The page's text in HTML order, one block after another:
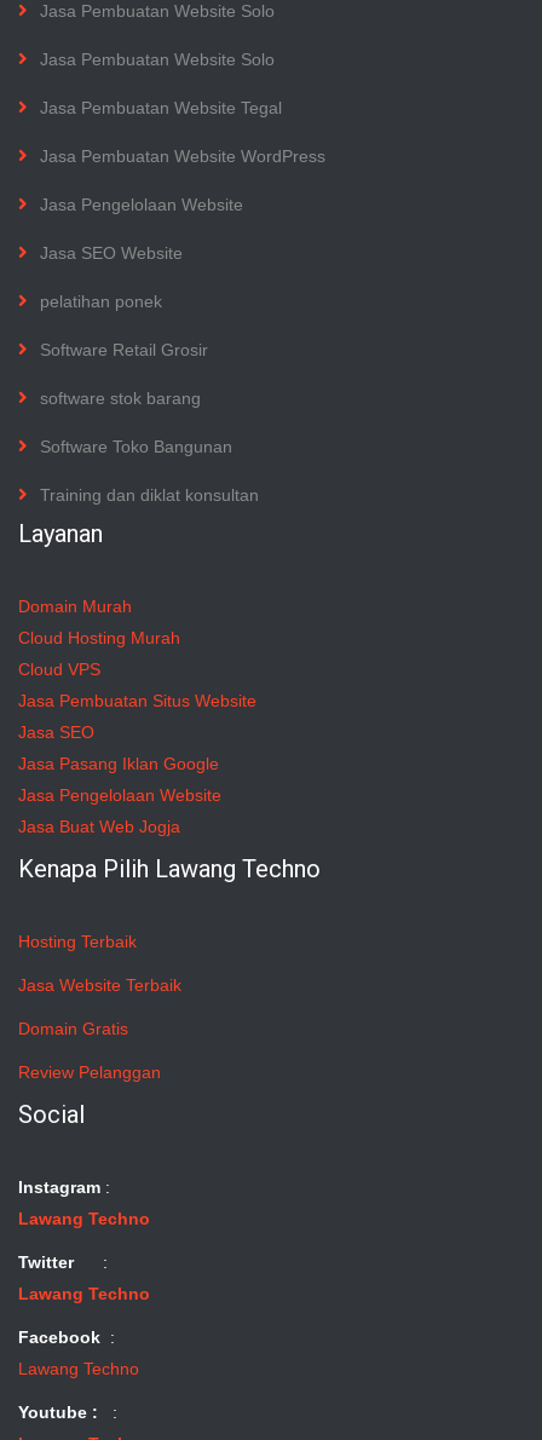
Jasa Pembuatan Website Solo
Jasa Pembuatan Website Solo
Jasa Pembuatan Website Tegal
Jasa Pembuatan Website WordPress
Jasa Pengelolaan Website
Jasa SEO Website
pelatihan ponek
Software Retail Grosir
software stok barang
Software Toko Bangunan
Training dan diklat konsultan
Layanan
Domain Murah
Cloud Hosting Murah
Cloud VPS
Jasa Pembuatan Situs Website
Jasa SEO
Jasa Pasang Iklan Google
Jasa Pengelolaan Website
Jasa Buat Web Jogja
Kenapa Pilih Lawang Techno
Hosting Terbaik
Jasa Website Terbaik
Domain Gratis
Review Pelanggan
Social
Instagram :
Lawang Techno
Twitter:
Lawang Techno
Facebook :
Lawang Techno
Youtube :
: